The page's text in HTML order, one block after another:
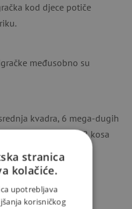
kod djece potiče
međusobno su
kvadra, 6 mega-dugih
pločica, 6 kocki, 2 kosa
stranica
kolačiće.
upotrebljava
korisničkog